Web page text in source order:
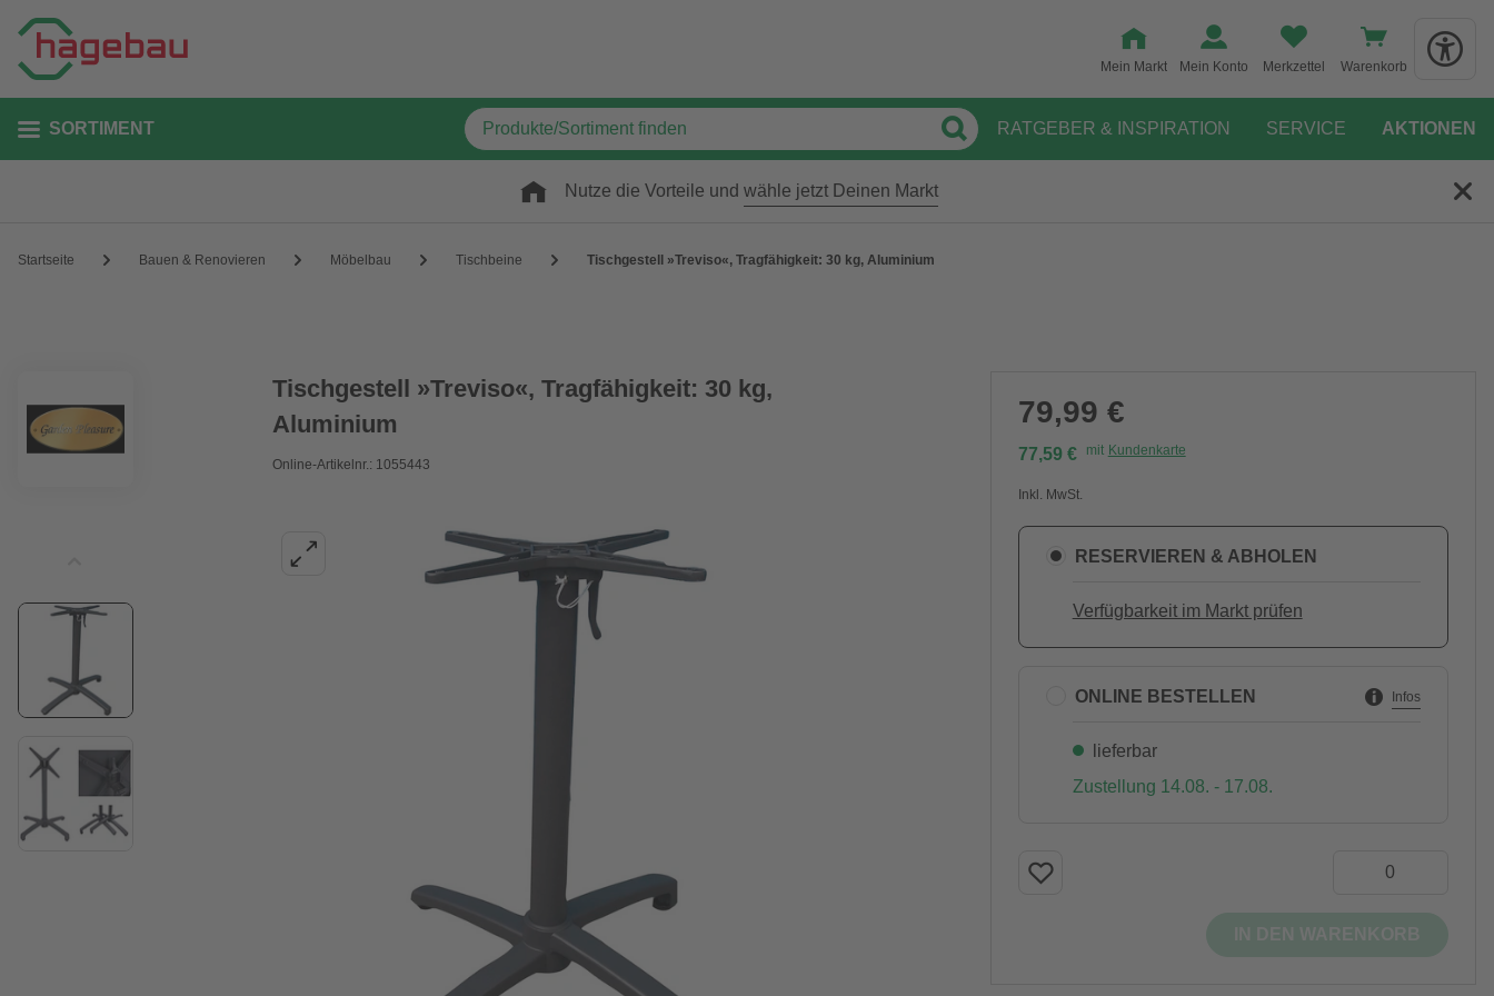
Mein Markt Mein Konto Merkzettel Warenkorb
SORTIMENT RATGEBER & INSPIRATION SERVICE AKTIONEN
Nutze die Vorteile und wähle jetzt Deinen Markt
Startseite Bauen & Renovieren Möbelbau Tischbeine Tischgestell »Treviso«, Tragfähigkeit: 30 kg, Aluminium
Tischgestell »Treviso«, Tragfähigkeit: 30 kg,
Aluminium
Online-Artikelnr.: 1055443
79,99 €
77,59 € mit Kundenkarte
Inkl. MwSt.
RESERVIEREN & ABHOLEN
Verfügbarkeit im Markt prüfen
ONLINE BESTELLEN Infos
lieferbar
Zustellung 14.08. - 17.08.